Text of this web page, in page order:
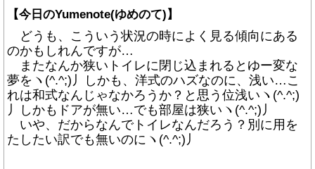
【今日のYumenote(ゆめのて)】
どうも、こういう状況の時によく見る傾向にある
のかもしれんですが…
またなんか狭いトイレに閉じ込まれるとゆー変な
夢をヽ(^.^;)丿しかも、洋式のハズなのに、浅い…こ
れは和式なんじゃなかろうか？と思う位浅いヽ(^.^;)
丿しかもドアが無い…でも部屋は狭いヽ(^.^;)丿
いや、だからなんでトイレなんだろう？別に用を
たしたい訳でも無いのにヽ(^.^;)丿